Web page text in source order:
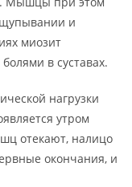
и
миозит
в суставах.
нагрузки
утром
отекают, налицо
окончания, и